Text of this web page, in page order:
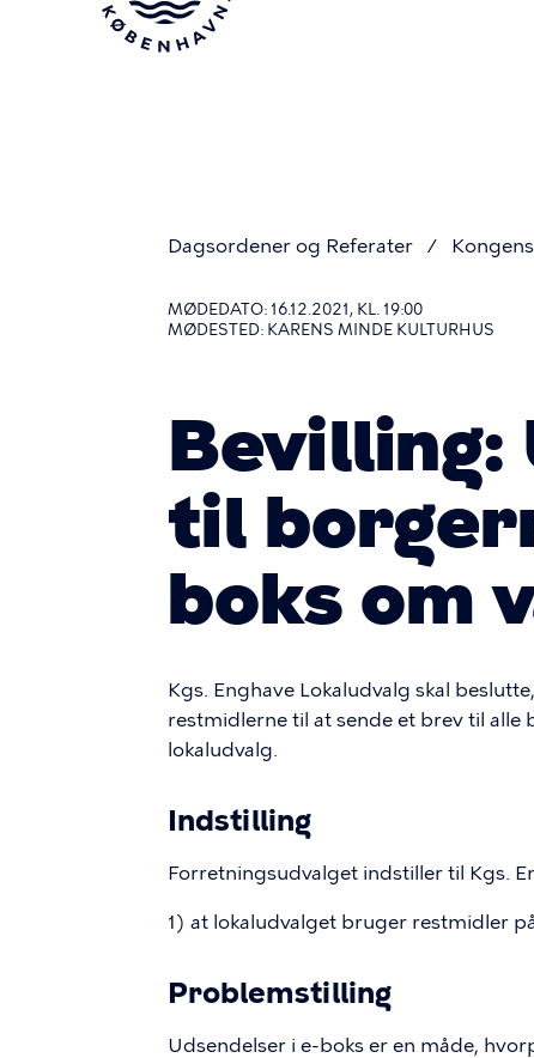
Dagsordener og Referater
MØDEDATO: 16.12.2021, KL. 19:00
MØDESTED: KARENS MINDE KULTURHUS
Bevilling:
til
boks om
Kgs. Enghave Lokaludvalg skal
restmidlerne til at sende et brev til alle
lokaludvalg.
Indstilling
Forretningsudvalget indstiller til Kgs.
1) at lokaludvalget bruger restmidler
Problemstilling
Udsendelser i e-boks er en måde,